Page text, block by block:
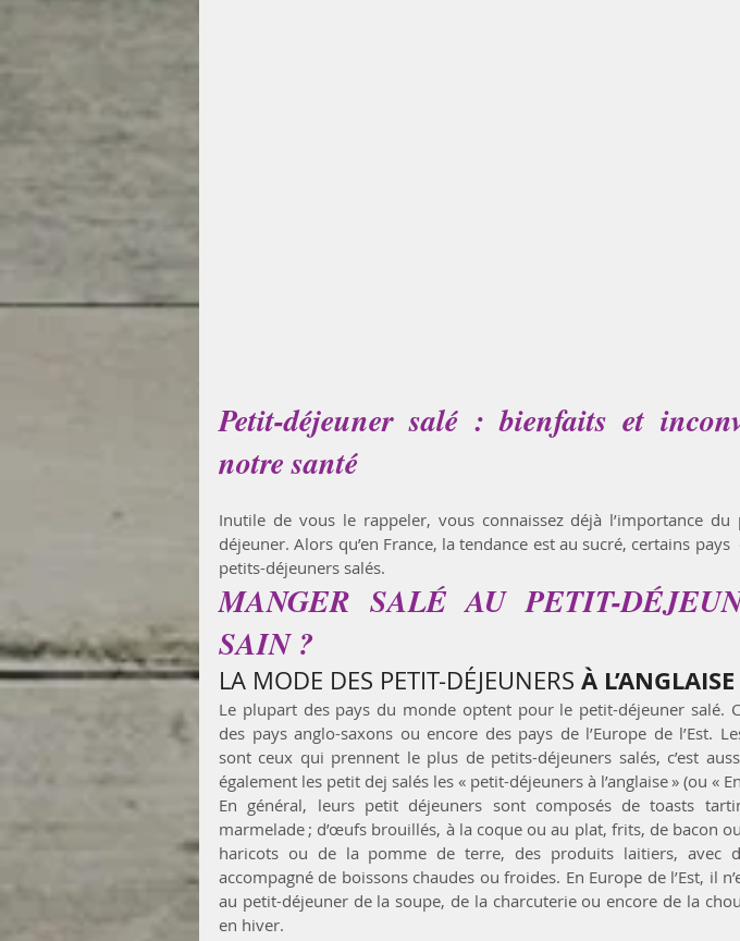
Petit-déjeuner salé : bienfaits et
notre santé
Inutile de vous le rappeler, vous connaissez déjà l’importance
déjeuner. Alors qu’en France, la tendance est au sucré, certains
petits-déjeuners salés.
MANGER SALÉ AU PETIT-
SAIN ?
LA MODE DES PETIT-DÉJEUNERS À L’ANGLAISE
Le plupart des pays du monde optent pour le petit-déjeuner salé.
des pays anglo-saxons ou encore des pays de l’Europe de l’Est.
sont ceux qui prennent le plus de petits-déjeuners salés, c’est
également les petit dej salés les « petit-déjeuners à l’anglaise » (ou «
En général, leurs petit déjeuners sont composés de toasts
marmelade ; d’œufs brouillés, à la coque ou au plat, frits, de bacon
haricots ou de la pomme de terre, des produits laitiers, avec
accompagné de boissons chaudes ou froides. En Europe de l’Est, il
au petit-déjeuner de la soupe, de la charcuterie ou encore de la
en hiver.